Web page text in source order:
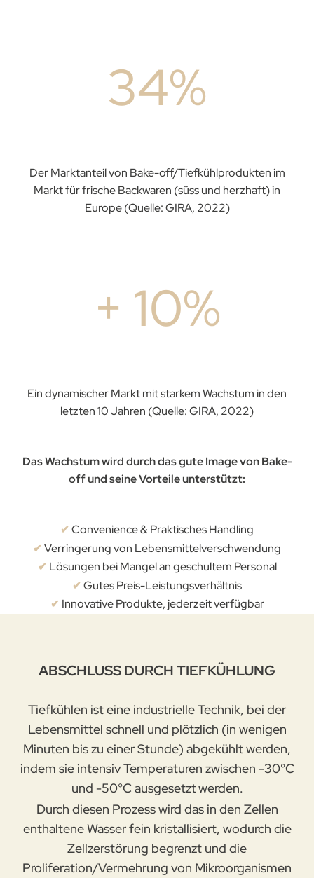
34%
Der Marktanteil von Bake-off/Tiefkühlprodukten im
Markt für frische Backwaren (süss und herzhaft) in
Europe (Quelle: GIRA, 2022)
+ 10%
Ein dynamischer Markt mit starkem Wachstum in den
letzten 10 Jahren (Quelle: GIRA, 2022)
Das Wachstum wird durch das gute Image von Bake-
off und seine Vorteile unterstützt:
✔ Convenience & Praktisches Handling
✔ Verringerung von Lebensmittelverschwendung
✔ Lösungen bei Mangel an geschultem Personal
✔ Gutes Preis-Leistungsverhältnis
✔ Innovative Produkte, jederzeit verfügbar
ABSCHLUSS DURCH TIEFKÜHLUNG
Tiefkühlen ist eine industrielle Technik, bei der
Lebensmittel schnell und plötzlich (in wenigen
Minuten bis zu einer Stunde) abgekühlt werden,
indem sie intensiv Temperaturen zwischen -30°C
und -50°C ausgesetztwerden.
Durch diesen Prozess wird das in den Zellen
enthaltene Wasser fein kristallisiert, wodurch die
Zellzerstörung begrenzt und die
Proliferation/Vermehrung von Mikroorganismen